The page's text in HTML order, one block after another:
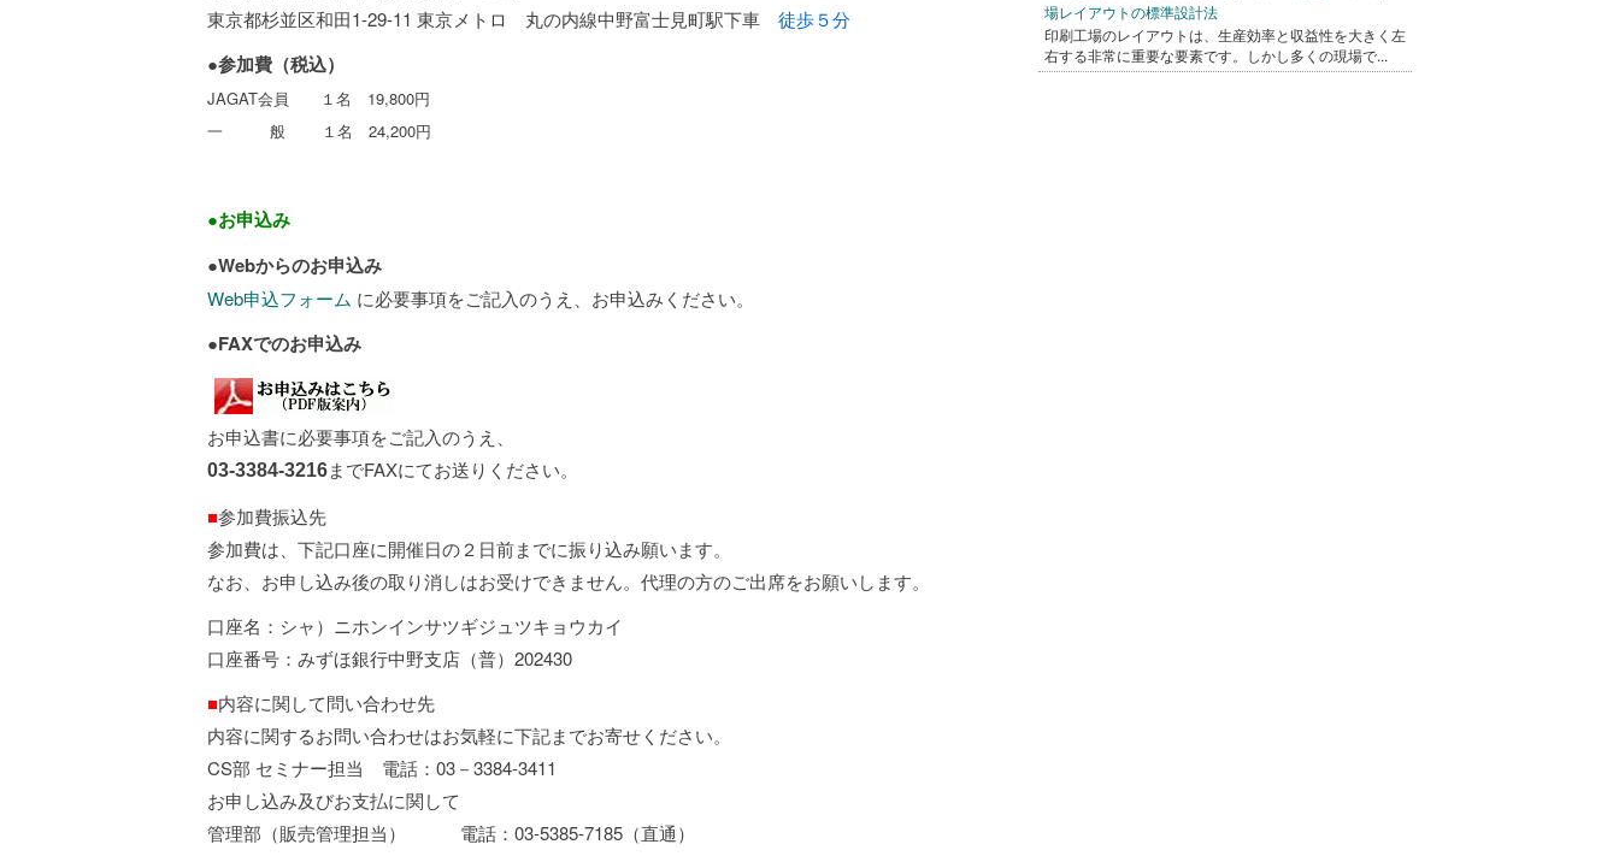
東京都杉並区和田1-29-11 東京メトロ 丸の内線中野富士見町駅下車 徒歩５分
●参加費（税込）
JAGAT会員
１名 19,800円
一 般 １名 24,200円
●お申込み
●Webからのお申込み
Web申込フォーム に必要事項をご記入のうえ、お申込みください。
●FAXでのお申込み
お申込書に必要事項をご記入のうえ、
03-3384-3216までFAXにてお送りください。
■参加費振込先
参加費は、下記口座に開催日の２日前までに振り込み願います。
なお、お申し込み後の取り消しはお受けできません。代理の方のご出席をお願いします。
口座名：シャ）ニホンインサツギジュツキョウカイ
口座番号：みずほ銀行中野支店（普）202430
■内容に関して問い合わせ先
内容に関するお問い合わせはお気軽に下記までお寄せください。
CS部 セミナー担当 電話：03－3384-3411
お申し込み及びお支払に関して
管理部（販売管理担当） 電話：03-5385-7185（直通）
場レイアウトの標準設計法
印刷工場のレイアウトは、生産効率と収益性を大きく左
右する非常に重要な要素です。しかし多くの現場で...